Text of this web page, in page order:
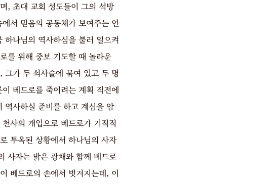
, 초대 교회 성도들이 그의 석방
서 믿음의 공동체가 보여주는 연
나님의 역사하심을 불러 일으켜
를 위해 중보 기도할 때 놀라운
그가 두 쇠사슬에 묶여 있고 두 명
베드로를 죽이려는 계획 직전에
역사하실 준비를 하고 계심을 암
사의 개입으로 베드로가 기적적
투옥된 상황에서 하나님의 사자
사자는 밝은 광채와 함께 베드로
베드로의 손에서 벗겨지는데, 이